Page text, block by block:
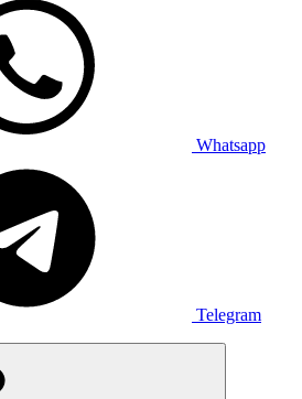
Whatsapp
Telegram